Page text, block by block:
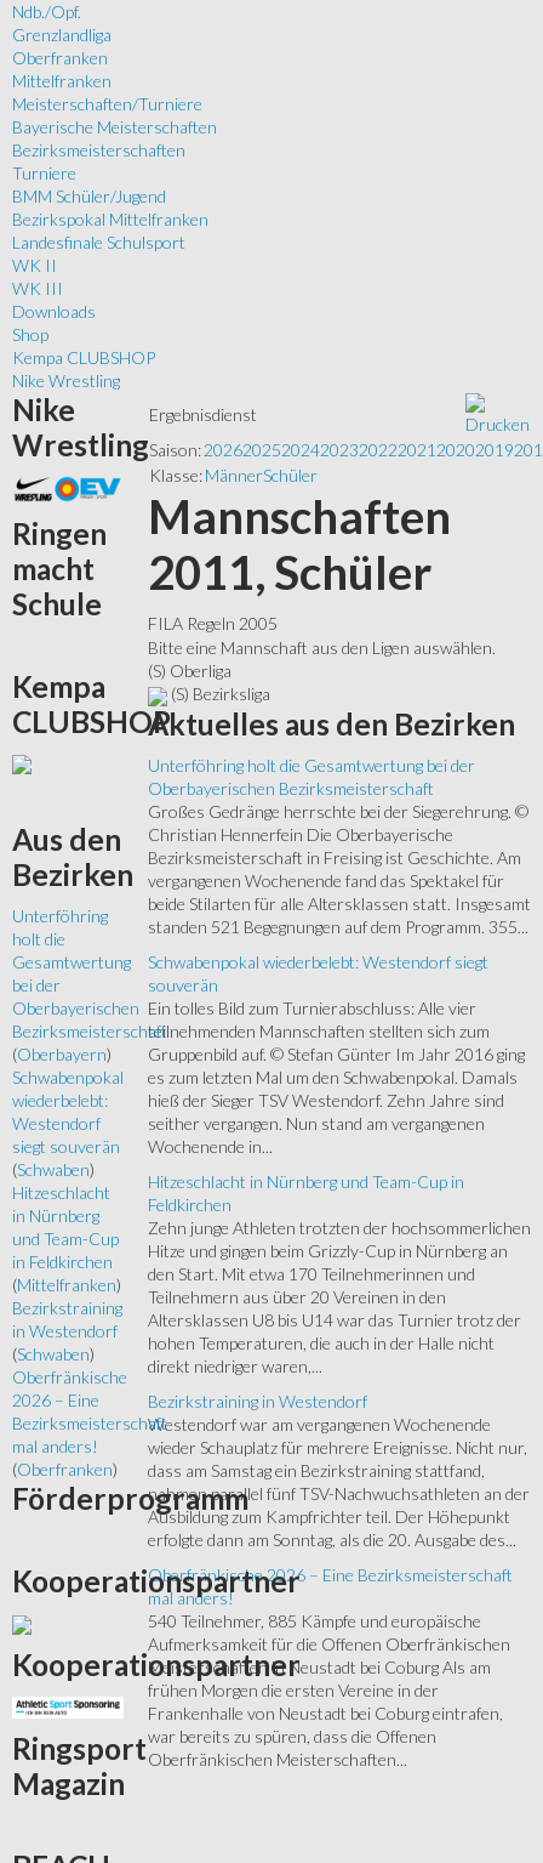
Ndb./Opf.
Grenzlandliga
Oberfranken
Mittelfranken
Meisterschaften/Turniere
Bayerische Meisterschaften
Bezirksmeisterschaften
Turniere
BMM Schüler/Jugend
Bezirkspokal Mittelfranken
Landesfinale Schulsport
WK II
WK III
Downloads
Shop
Kempa CLUBSHOP
Nike Wrestling
Ergebnisdienst
Saison:202620252024202320222021 20202019
Klasse:MännerSchüler
Mannschaften
2011, Schüler
FILA Regeln 2005
Bitte eine Mannschaft aus den Ligen auswählen.
(S) Oberliga
(S) Bezirksliga
Aktuelles aus den Bezirken
Unterföhring holt die Gesamtwertung bei der
Oberbayerischen Bezirksmeisterschaft
Großes Gedränge herrschte bei der Siegerehrung. ©
Christian Hennerfein Die Oberbayerische
Bezirksmeisterschaft in Freising ist Geschichte. Am
vergangenen Wochenende fand das Spektakel für
beide Stilarten für alle Altersklassen statt. Insgesamt
standen 521 Begegnungen auf dem Programm. 355...
Schwabenpokal wiederbelebt: Westendorf siegt
souverän
Ein tolles Bild zum Turnierabschluss: Alle vier
teilnehmenden Mannschaften stellten sich zum
Gruppenbild auf. © Stefan Günter Im Jahr 2016 ging
es zum letzten Mal um den Schwabenpokal. Damals
hieß der Sieger TSV Westendorf. Zehn Jahre sind
seither vergangen. Nun stand am vergangenen
Wochenende in...
Hitzeschlacht in Nürnberg und Team-Cup in
Feldkirchen
Zehn junge Athleten trotzten der hochsommerlichen
Hitze und gingen beim Grizzly-Cup in Nürnberg an
den Start. Mit etwa 170 Teilnehmerinnen und
Teilnehmern aus über 20 Vereinen in den
Altersklassen U8 bis U14 war das Turnier trotz der
hohen Temperaturen, die auch in der Halle nicht
direkt niedriger waren,...
Bezirkstraining in Westendorf
Westendorf war am vergangenen Wochenende
wieder Schauplatz für mehrere Ereignisse. Nicht nur,
dass am Samstag ein Bezirkstraining stattfand,
nahmen parallel fünf TSV-Nachwuchsathleten an der
Ausbildung zum Kampfrichter teil. Der Höhepunkt
erfolgte dann am Sonntag, als die 20. Ausgabe des...
Oberfränkische 2026 – Eine Bezirksmeisterschaft
mal anders!
540 Teilnehmer, 885 Kämpfe und europäische
Aufmerksamkeit für die Offenen Oberfränkischen
Meisterschaften in Neustadt bei Coburg Als am
frühen Morgen die ersten Vereine in der
Frankenhalle von Neustadt bei Coburg eintrafen,
war bereits zu spüren, dass die Offenen
Oberfränkischen Meisterschaften...
Nike
Wrestling
Ringen
macht
Schule
Kempa
CLUBSHOP
Aus den
Bezirken
Unterföhring
holt die
Gesamtwertung
bei der
Oberbayerischen
Bezirksmeisterschaft
(Oberbayern)
Schwabenpokal
wiederbelebt:
Westendorf
siegt souverän
(Schwaben)
Hitzeschlacht
in Nürnberg
und Team-Cup
in Feldkirchen
(Mittelfranken)
Bezirkstraining
in Westendorf
(Schwaben)
Oberfränkische
2026 – Eine
Bezirksmeisterschaft
mal anders!
(Oberfranken)
Förderprogramm
Kooperationspartner
Kooperationspartner
Ringsport
Magazin